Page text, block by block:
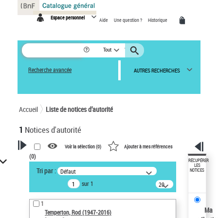
Espace personnel Aide Une question ? Historique
Tout
Recherche avancée AUTRES RECHERCHES
Accueil Liste de notices d’autorité
1 Notices d'autorité
VOTRE RECHERCHE
Recherche avancée dans les
notices d’autorité
Œuvres liées à l'auteur :
Temperton, Rod (1947-2016)
Voir la sélection (0) Ajouter à mes références
(0)
Tri par : Défaut
sur 1
20
résultats/page
1
Temperton, Rod (1947-2016)
RÉCUPÉRER
LES
NOTICES
Ma
Panneau de gestion des cookies